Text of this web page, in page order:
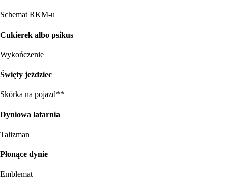
Schemat RKM-u
Cukierek albo psikus
Wykończenie
Święty jeździec
Skórka na pojazd**
Dyniowa latarnia
Talizman
Płonące dynie
Emblemat